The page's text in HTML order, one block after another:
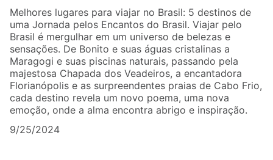
Melhores lugares para viajar no Brasil: 5 destinos de
uma Jornada pelos Encantos do Brasil. Viajar pelo
Brasil é mergulhar em um universo de belezas e
sensações. De Bonito e suas águas cristalinas a
Maragogi e suas piscinas naturais, passando pela
majestosa Chapada dos Veadeiros, a encantadora
Florianópolis e as surpreendentes praias de Cabo Frio,
cada destino revela um novo poema, uma nova
emoção, onde a alma encontra abrigo e inspiração.
9/25/2024